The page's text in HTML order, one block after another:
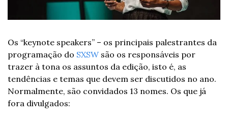
Os “keynote speakers” – os principais palestrantes da
programação do SXSW são os responsáveis por
trazer à tona os assuntos da edição, isto é, as
tendências e temas que devem ser discutidos no ano.
Normalmente, são convidados 13 nomes. Os que já
fora divulgados: